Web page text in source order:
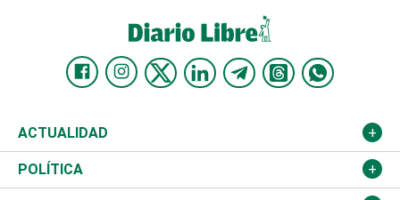
ACTUALIDAD
Nacional
POLÍTICA